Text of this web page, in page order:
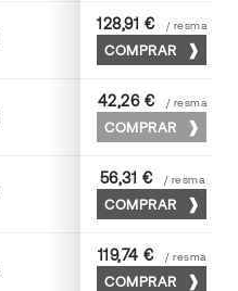
72 x 102
128,91 € / resma
COMPRAR
52 x 70
42,26 € / resma
COMPRAR
52 x 70
56,31 € / resma
COMPRAR
70 x 100
119,74 € / resma
COMPRAR